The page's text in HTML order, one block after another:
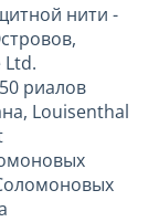
нити -
Ltd.
риалов
Louisenthal